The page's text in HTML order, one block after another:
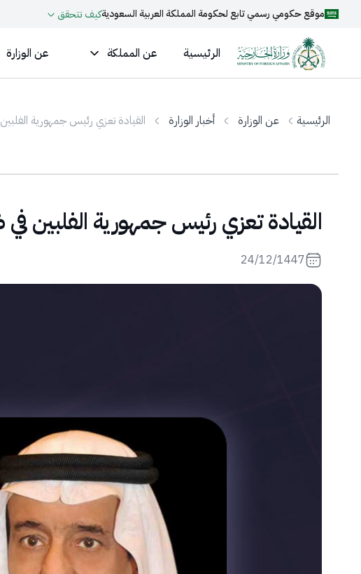
موقع حكومي رسمي تابع لحكومة المملكة العربية السعوديةكيف تتحقق
الرئيسية عن المملكة عن الوزارة
الرئيسية عن الوزارة أخبار الوزارة القيادة تعزي رئيس جمهورية
القيادة تعزي رئيس جمهورية الفلبين
24/12/1447